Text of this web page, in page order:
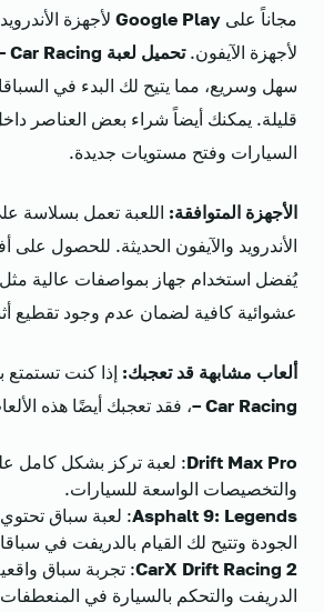
مجاناً على Google Play لأجهزة
لأجهزة الآيفون.تحميل لعبة Race Drift 3D – Car Racing
سهل وسريع، مما يتيح لك البدء في
قليلة. يمكنك أيضاً شراء بعض العناصر
السيارات وفتح مستويات جديدة.
الأجهزة المتوافقة: اللعبة تعمل بسلاسة
الأندرويد والآيفون الحديثة. للحصول
يُفضل استخدام جهاز بمواصفات عالية
عشوائية كافية لضمان عدم وجود تقطيع
ألعاب مشابهة قد تعجبك: إذا كنت تستمتع
– Car Racing، فقد تعجبك أيضًا هذه
Drift Max Pro: لعبة تركز بشكل كامل
والتخصيصات الواسعة للسيارات.
Asphalt 9: Legends: لعبة سباق
الجودة وتتيح لك القيام بالدريفت في
CarX Drift Racing 2: تجربة سباق
الدريفت والتحكم بالسيارة في